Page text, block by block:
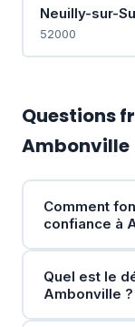
Neuilly-sur-
52000
Questions
Ambonville
Comment
confiance à
Quel est le
Ambonville ?